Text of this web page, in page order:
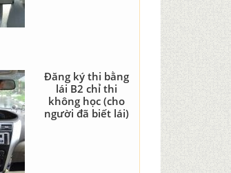
Đăng ký thi bằng
lái B2 chỉ thi
không học (cho
người đã biết lái)